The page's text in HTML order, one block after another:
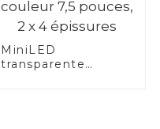
MiniLED
transparente